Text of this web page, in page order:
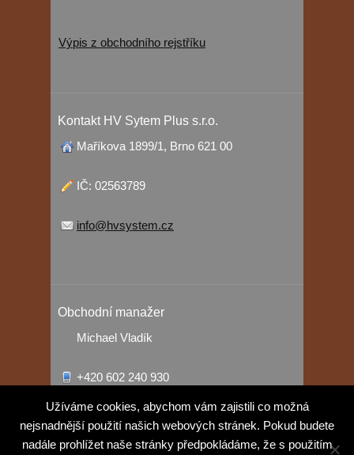
Výpis z obchodního rejstříku
Kontakt HV Sytem Plus s.r.o.
Maříkova 1899/1, Brno 621 00
IČ: 02563789
info@hvsystem.cz
Obchodní manažer
Michael Vladík
+420 602 240 930
vladik@hvsystem.cz
Užíváme cookies, abychom vám zajistili co možná
nejsnadnější použití našich webových stránek. Pokud budete
nadále prohlížet naše stránky předpokládáme, že s použitím